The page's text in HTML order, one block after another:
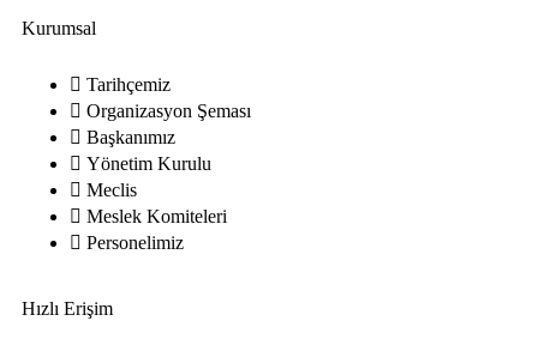
Kurumsal
Tarihçemiz
Organizasyon Şeması
Başkanımız
Yönetim Kurulu
Meclis
Meslek Komiteleri
Personelimiz
Hızlı Erişim